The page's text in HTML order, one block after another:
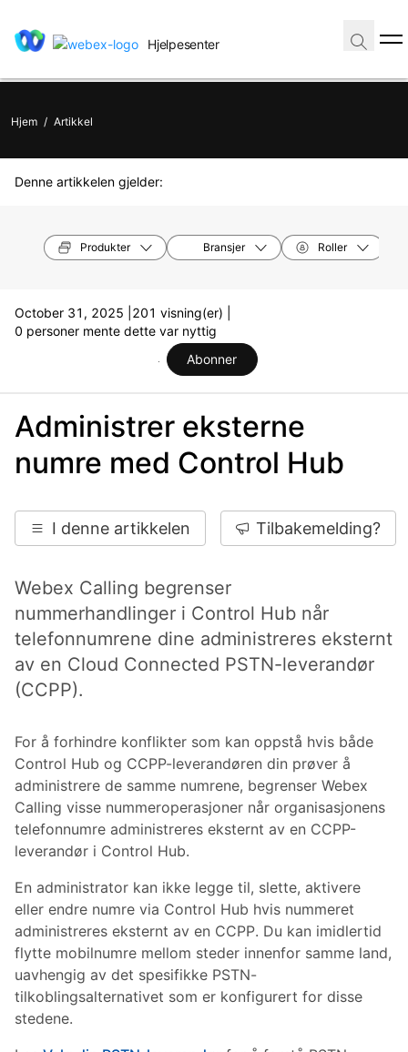
Hjelpesenter
Hjem / Artikkel
Denne artikkelen gjelder:
Produkter Bransjer Roller
October 31, 2025 | 201 visning(er) |
0 personer mente dette var nyttig
Abonner
Administrer eksterne
numre med Control Hub
I denne artikkelen Tilbakemelding?
Webex Calling begrenser
nummerhandlinger i Control Hub når
telefonnumrene dine administreres eksternt
av en Cloud Connected PSTN-leverandør
(CCPP).
For å forhindre konflikter som kan oppstå hvis både
Control Hub og CCPP-leverandøren din prøver å
administrere de samme numrene, begrenser Webex
Calling visse nummeroperasjoner når organisasjonens
telefonnumre administreres eksternt av en CCPP-
leverandør i Control Hub.
En administrator kan ikke legge til, slette, aktivere
eller endre numre via Control Hub hvis nummeret
administreres eksternt av en CCPP. Du kan imidlertid
flytte mobilnumre mellom steder innenfor samme land,
uavhengig av det spesifikke PSTN-
tilkoblingsalternativet som er konfigurert for disse
stedene.